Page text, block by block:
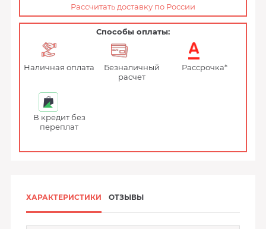
Рассчитать доставку по России
Способы оплаты:
Наличная оплата
Безналичный
расчет
Рассрочка*
В кредит без
переплат
ХАРАКТЕРИСТИКИ ОТЗЫВЫ